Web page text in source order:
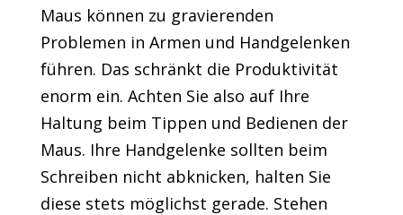
Maus können zu gravierenden
Problemen in Armen und Handgelenken
führen. Das schränkt die Produktivität
enorm ein. Achten Sie also auf Ihre
Haltung beim Tippen und Bedienen der
Maus. Ihre Handgelenke sollten beim
Schreiben nicht abknicken, halten Sie
diese stets möglichst gerade. Stehen